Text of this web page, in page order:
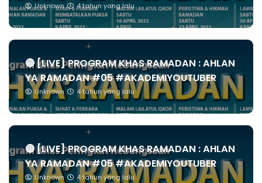
Unknown 4 tahun yang lalu
🔴 [LIVE] PROGRAM KHAS RAMADAN : AHLAN
YA RAMADAN #05 #AKADEMIYOUTUBER
Unknown 4 tahun yang lalu
🔴 [LIVE] PROGRAM KHAS RAMADAN : AHLAN
YA RAMADAN #05 #AKADEMIYOUTUBER
Unknown 4 tahun yang lalu